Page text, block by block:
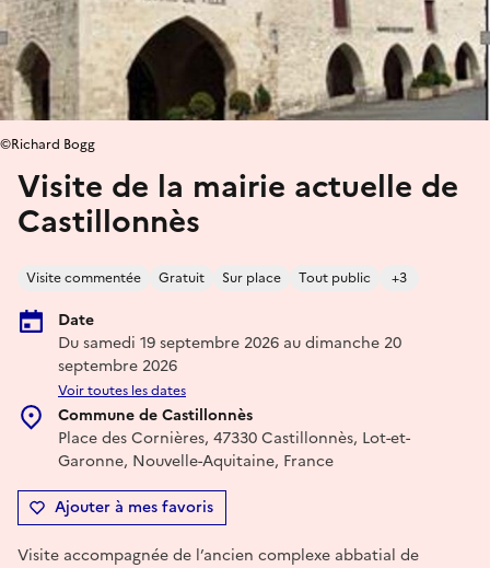
Visite de la mairie actuelle de
Castillonnès
Visite commentée Gratuit Sur place Tout public +3
Date
Du samedi 19 septembre 2026 au dimanche 20
septembre 2026
Voir toutes les dates
Commune de Castillonnès
Place des Cornières, 47330 Castillonnès, Lot-et-
Garonne, Nouvelle-Aquitaine, France
Ajouter à mes favoris
©Richard Bogg
Visite accompagnée de l’ancien complexe abbatial de